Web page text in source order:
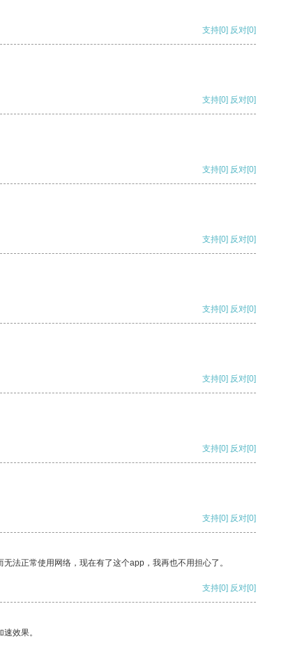
支持[0] 反对[0]
支持[0] 反对[0]
支持[0] 反对[0]
支持[0] 反对[0]
支持[0] 反对[0]
支持[0] 反对[0]
支持[0] 反对[0]
支持[0] 反对[0]
法正常使用网络，现在有了这个app，我再也不用担心了。
支持[0] 反对[0]
效果。